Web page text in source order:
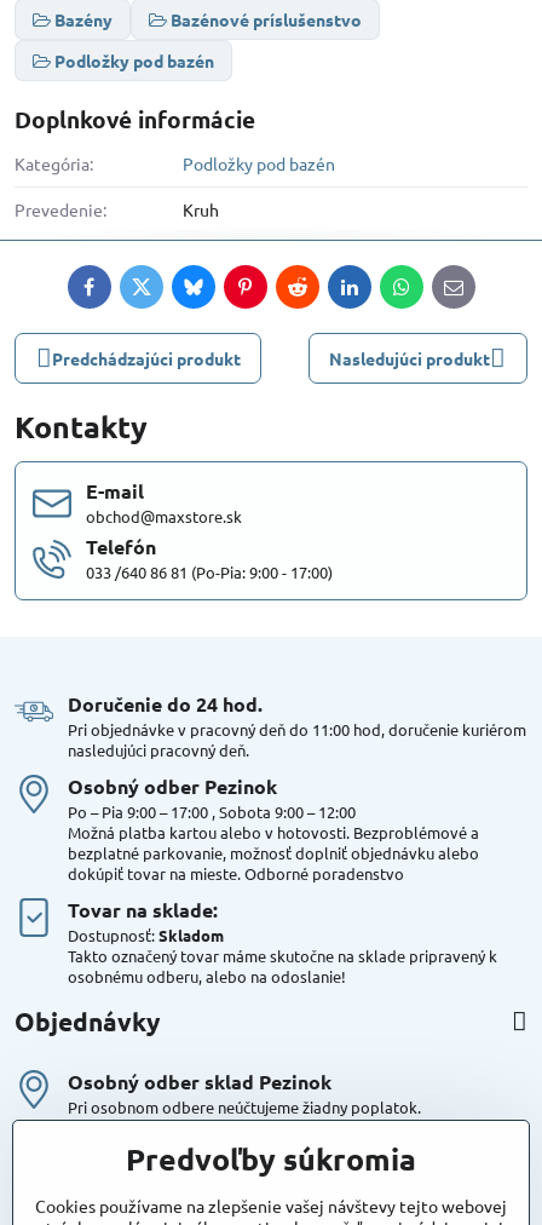
Bazény
Bazénové príslušenstvo
Podložky pod bazén
Doplnkové informácie
Kategória: Podložky pod bazén
Prevedenie: Kruh
FacebookTwitterBlueskyPinterestRedditLinkedInWhatsApp
E-
mail
Predchádzajúci produkt Nasledujúci produkt
Kontakty
E-mail
obchod@maxstore.sk
Telefón
033 /640 86 81 (Po-Pia: 9:00 - 17:00)
Doručenie do 24 hod​.
Pri objednávke v pracovný deň do 11:00 hod, doručenie kuriérom
nasledujúci pracovný deň.
Osobný odber Pezinok
Po – Pia 9:00 – 17:00 , Sobota 9:00 – 12:00
Možná platba kartou alebo v hotovosti. Bezproblémové a
bezplatné parkovanie, možnosť doplniť objednávku alebo
dokúpiť tovar na mieste. Odborné poradenstvo
Tovar na sklade:
Dostupnosť:Skladom
Takto označený tovar máme skutočne na sklade pripravený k
osobnému odberu, alebo na odoslanie!
Objednávky
Osobný odber sklad Pezinok
Pri osobnom odbere neúčtujeme žiadny poplatok.
Kuriér DPD , Geis
Cena za dopravu:
Predvoľby súkromia
Cookies používame na zlepšenie vašej návštevy tejto webovej